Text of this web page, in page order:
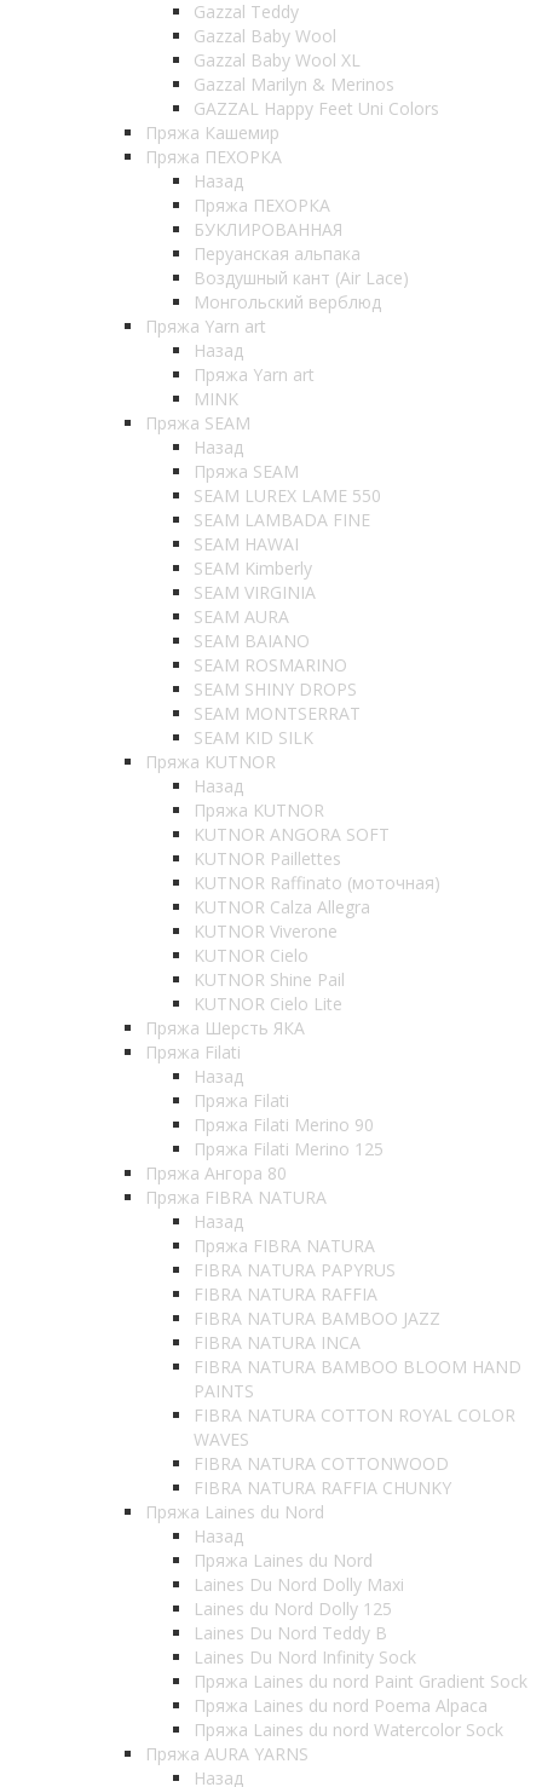
Gazzal Teddy
Gazzal Baby Wool
Gazzal Baby Wool XL
Gazzal Marilyn & Merinos
GAZZAL Happy Feet Uni Colors
Пряжа Кашемир
Пряжа ПЕХОРКА
Назад
Пряжа ПЕХОРКА
БУКЛИРОВАННАЯ
Перуанская альпака
Воздушный кант (Air Lace)
Монгольский верблюд
Пряжа Yarn art
Назад
Пряжа Yarn art
MINK
Пряжа SEAM
Назад
Пряжа SEAM
SEAM LUREX LAME 550
SEAM LAMBADA FINE
SEAM HAWAI
SEAM Kimberly
SEAM VIRGINIA
SEAM AURA
SEAM BAIANO
SEAM ROSMARINO
SEAM SHINY DROPS
SEAM MONTSERRAT
SEAM KID SILK
Пряжа KUTNOR
Назад
Пряжа KUTNOR
KUTNOR ANGORA SOFT
KUTNOR Paillettes
KUTNOR Raffinato (моточная)
KUTNOR Calza Allegra
KUTNOR Viverone
KUTNOR Cielo
KUTNOR Shine Pail
KUTNOR Cielo Lite
Пряжа Шерсть ЯКА
Пряжа Filati
Назад
Пряжа Filati
Пряжа Filati Merino 90
Пряжа Filati Merino 125
Пряжа Ангора 80
Пряжа FIBRA NATURA
Назад
Пряжа FIBRA NATURA
FIBRA NATURA PAPYRUS
FIBRA NATURA RAFFIA
FIBRA NATURA BAMBOO JAZZ
FIBRA NATURA INCA
FIBRA NATURA BAMBOO BLOOM HAND
PAINTS
FIBRA NATURA COTTON ROYAL COLOR
WAVES
FIBRA NATURA COTTONWOOD
FIBRA NATURA RAFFIA CHUNKY
Пряжа Laines du Nord
Назад
Пряжа Laines du Nord
Laines Du Nord Dolly Maxi
Laines du Nord Dolly 125
Laines Du Nord Teddy B
Laines Du Nord Infinity Sock
Пряжа Laines du nord Paint Gradient Sock
Пряжа Laines du nord Poema Alpaca
Пряжа Laines du nord Watercolor Sock
Пряжа AURA YARNS
Назад